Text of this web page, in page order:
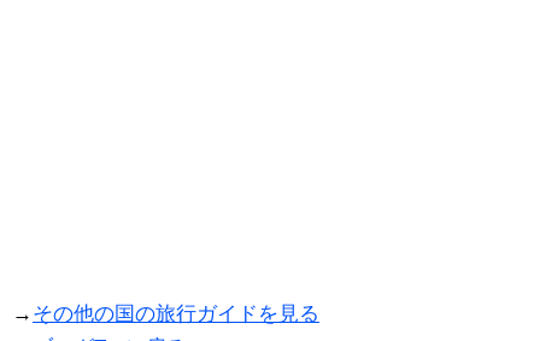
→ その他の国の旅行ガイドを見る